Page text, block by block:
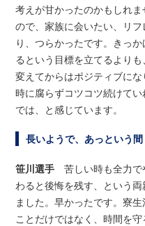
考えが甘かったのかもしれ
ので、家族に会いたい、リ
り、つらかったです。きっ
るという目標を立てるより
変えてからはポジティブに
時に腐らずコツコツ続けて
では、と感じています。
長いようで、あっという間
笹川選手 苦しい時も全力で
わると後悔を残す、という
ました。早かったです。寮
ことだけではなく、時間を